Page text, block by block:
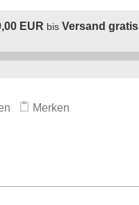
EUR bis Versand gratis
Merken